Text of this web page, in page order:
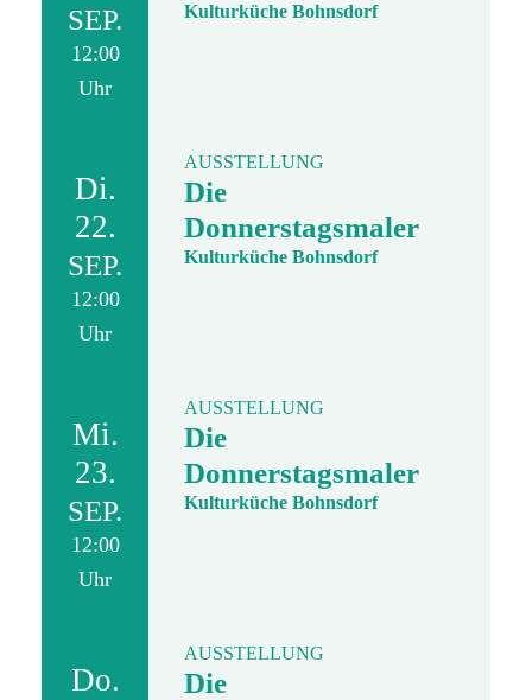
SEP.
12:00
Uhr
Kulturküche Bohnsdorf
Di.
22.
SEP.
12:00
Uhr
AUSSTELLUNG
Die
Donnerstagsmaler
Kulturküche Bohnsdorf
Mi.
23.
SEP.
12:00
Uhr
AUSSTELLUNG
Die
Donnerstagsmaler
Kulturküche Bohnsdorf
Do.
AUSSTELLUNG
Die